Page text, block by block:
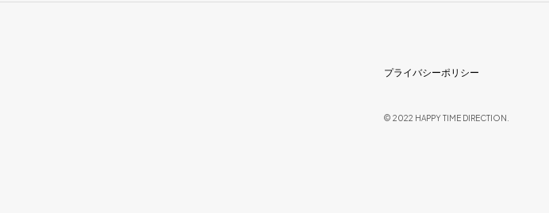
プライバシーポリシー
© 2022 HAPPY TIME DIRECTION.